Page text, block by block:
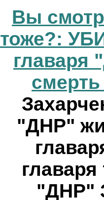
Вы
тоже?:
главаря
смерть
"ДНР"
"ДНР"